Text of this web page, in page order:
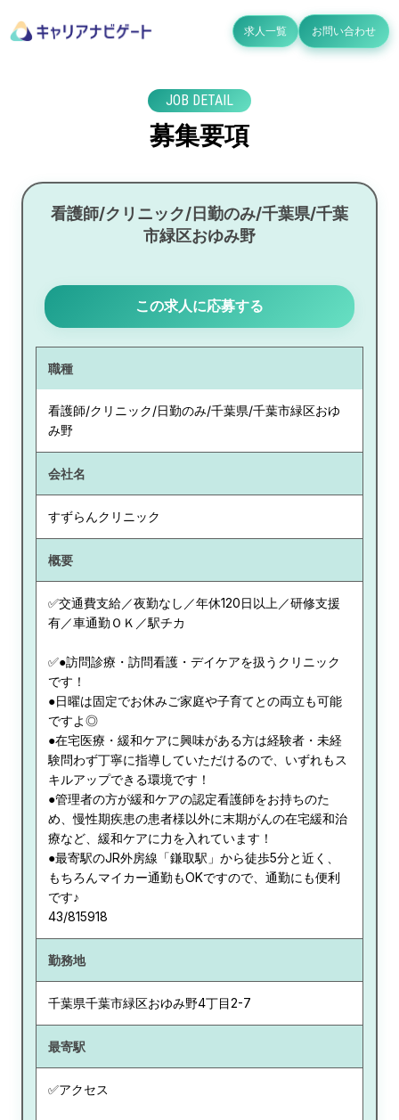
求人一覧 お問い合わせ
JOB DETAIL
募集要項
看護師/クリニック/日勤のみ/千葉県/千葉
市緑区おゆみ野
この求人に応募する
職種
看護師/クリニック/日勤のみ/千葉県/千葉市緑区おゆ
み野
会社名
すずらんクリニック
概要
✅交通費支給／夜勤なし／年休120日以上／研修支援
有／車通勤ＯＫ／駅チカ
✅●訪問診療・訪問看護・デイケアを扱うクリニック
です！
●日曜は固定でお休みご家庭や子育てとの両立も可能
ですよ◎
●在宅医療・緩和ケアに興味がある方は経験者・未経
験問わず丁寧に指導していただけるので、いずれもス
キルアップできる環境です！
●管理者の方が緩和ケアの認定看護師をお持ちのた
め、慢性期疾患の患者様以外に末期がんの在宅緩和治
療など、緩和ケアに力を入れています！
●最寄駅のJR外房線「鎌取駅」から徒歩5分と近く、
もちろんマイカー通勤もOKですので、通勤にも便利
です♪
43/815918
勤務地
千葉県千葉市緑区おゆみ野4丁目2-7
最寄駅
✅アクセス